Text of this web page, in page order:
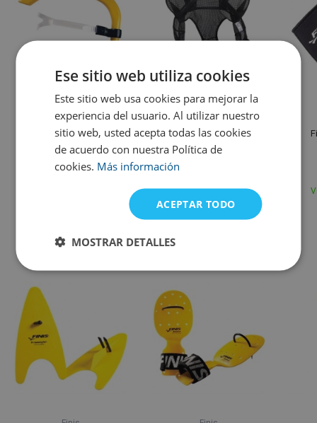
Finis
Finis Freestyle
40,02 €
L - UK36 S - UK32 M - UK34
XL - UK38 XS - UK30
Finis
Finis Ultimate Drag Suit
Variantes en stock
Productos alternativos
Ese sitio web utiliza cookies
Este sitio web usa cookies para mejorar la
experiencia del usuario. Al utilizar nuestro
sitio web, usted acepta todas las cookies
de acuerdo con nuestra Política de
cookies. Más información
ACEPTAR TODO
MOSTRAR DETALLES